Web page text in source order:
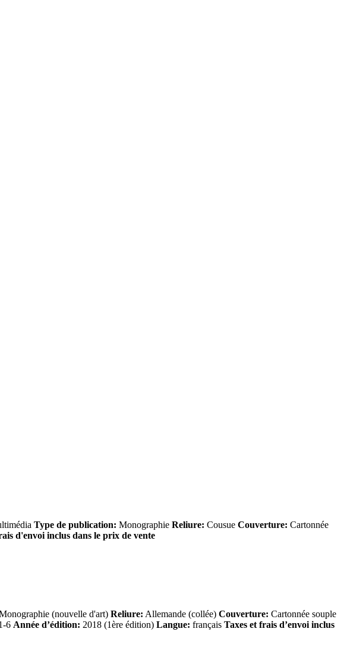
Type de publication: Monographie Reliure: Cousue Couverture: Cartonnée
d'envoi inclus dans le prix de vente
(nouvelle d'art) Reliure: Allemande (collée) Couverture: Cartonnée souple
6 Année d’édition: 2018 (1ère édition) Langue: français Taxes et frais d’envoi inclus